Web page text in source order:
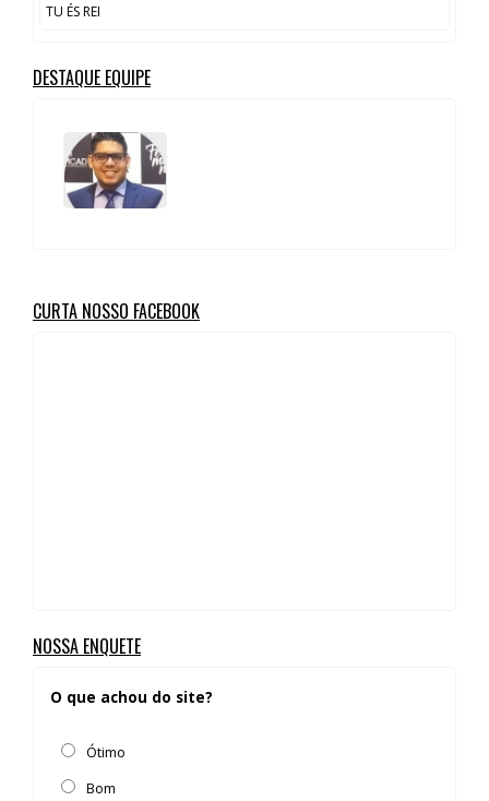
TU ÉS REI
DESTAQUE EQUIPE
CURTA NOSSO FACEBOOK
NOSSA ENQUETE
O que achou do site?
Ótimo
Bom